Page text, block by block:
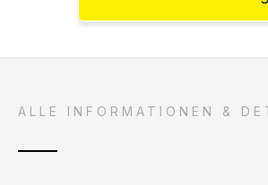
ALLE INFORMATIONEN &